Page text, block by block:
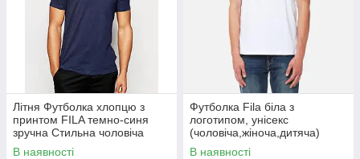
Літня Футболка хлопцю з
принтом FILA темно-синя
зручна Стильна чоловіча
футболка Філа бавовна для
В наявності
Футболка Fila біла з
логотипом, унісекс
(чоловіча,жіноча,дитяча)
В наявності